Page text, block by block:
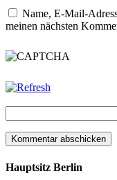
Name, E-Mail-
meinen nächsten
Hauptsitz Berlin